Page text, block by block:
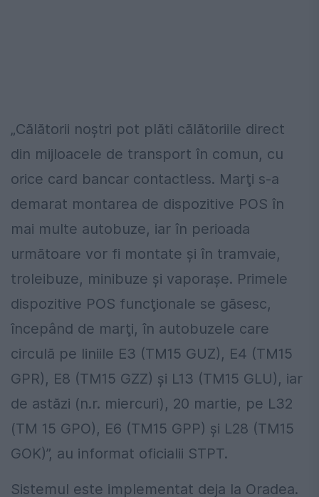
„Călătorii noştri pot plăti călătoriile direct
din mijloacele de transport în comun, cu
orice card bancar contactless. Marţi s-a
demarat montarea de dispozitive POS în
mai multe autobuze, iar în perioada
următoare vor fi montate şi în tramvaie,
troleibuze, minibuze şi vaporaşe. Primele
dispozitive POS funcţionale se găsesc,
începând de marţi, în autobuzele care
circulă pe liniile E3 (TM15 GUZ), E4 (TM15
GPR), E8 (TM15 GZZ) şi L13 (TM15 GLU), iar
de astăzi (n.r. miercuri), 20 martie, pe L32
(TM 15 GPO), E6 (TM15 GPP) şi L28 (TM15
GOK)”, au informat oficialii STPT.
Sistemul este implementat deja la Oradea.